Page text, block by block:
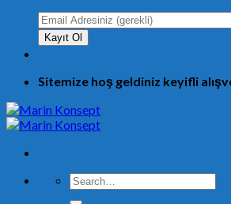
Sitemize hoş geldiniz keyifli
Search
for: